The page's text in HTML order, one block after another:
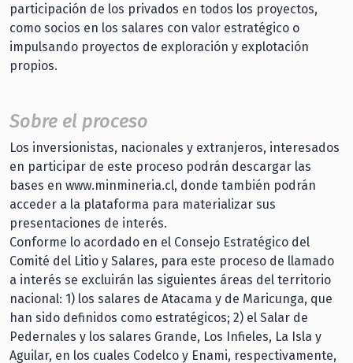
participación de los privados en todos los proyectos,
como socios en los salares con valor estratégico o
impulsando proyectos de exploración y explotación
propios.
Sobre el proceso
Los inversionistas, nacionales y extranjeros, interesados
en participar de este proceso podrán descargar las
bases en www.minmineria.cl, donde también podrán
acceder a la plataforma para materializar sus
presentaciones de interés.
Conforme lo acordado en el Consejo Estratégico del
Comité del Litio y Salares, para este proceso de llamado
a interés se excluirán las siguientes áreas del territorio
nacional: 1) los salares de Atacama y de Maricunga, que
han sido definidos como estratégicos; 2) el Salar de
Pedernales y los salares Grande, Los Infieles, La Isla y
Aguilar, en los cuales Codelco y Enami, respectivamente,